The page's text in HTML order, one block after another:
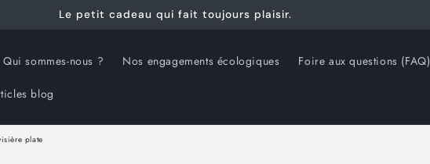
Le petit cadeau qui fait toujours plaisir.
Qui sommes-nous ? Nos engagements écologiques Foire aux questions (FAQ)
blog
plate